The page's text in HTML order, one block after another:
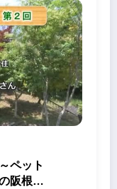
ペット
阪根美